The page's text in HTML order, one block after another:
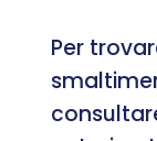
Per